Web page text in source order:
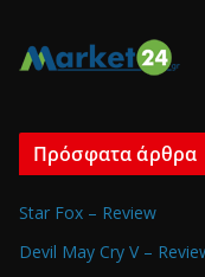
Πρόσφατα άρθρα
Star Fox – Review
Devil May Cry V –